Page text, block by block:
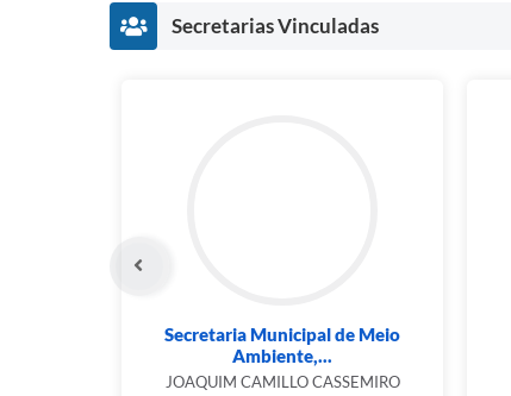
Secretarias Vinculadas
Secretaria Municipal de Meio
Ambiente,...
JOAQUIM CAMILLO CASSEMIRO